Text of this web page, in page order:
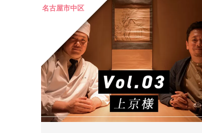
名古屋市中区